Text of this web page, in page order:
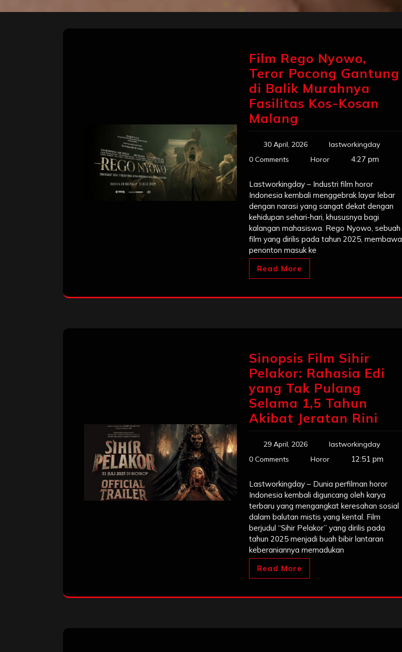
Film Rego Nyowo,
Teror Pocong Gantung
di Balik Murahnya
Fasilitas Kos-Kosan
Malang
30 April, 2026
lastworkingday
0 Comments
Horor 4:27 pm
Lastworkingday – Industri film horor
Indonesia kembali menggebrak layar lebar
dengan narasi yang sangat dekat dengan
kehidupan sehari-hari, khususnya bagi
kalangan mahasiswa. Rego Nyowo, sebuah
film yang dirilis pada tahun 2025, membawa
penonton masuk ke
Read More
Sinopsis Film Sihir
Pelakor: Rahasia Edi
yang Tak Pulang
Selama 1,5 Tahun
Akibat Jeratan Rini
29 April, 2026
lastworkingday
0 Comments
Horor 12:51 pm
Lastworkingday – Dunia perfilman horor
Indonesia kembali diguncang oleh karya
terbaru yang mengangkat keresahan sosial
dalam balutan mistis yang kental. Film
berjudul “Sihir Pelakor” yang dirilis pada
tahun 2025 menjadi buah bibir lantaran
keberaniannya memadukan
Read More